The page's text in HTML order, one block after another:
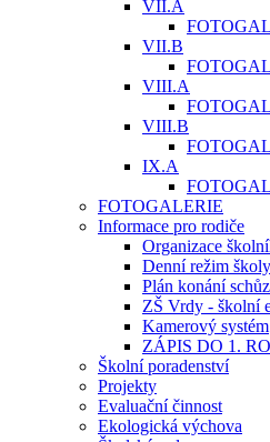
VII.A
VII.B
VIII.A
VIII.B
IX.A
FOTOGALERIE
Informace pro rodiče
Organizace
Denní režim školy
Plán konání
ZŠ Vrdy - školní
Kamerový systém
ZÁPIS DO 1.
Školní poradenství
Projekty
Evaluační činnost
Ekologická výchova